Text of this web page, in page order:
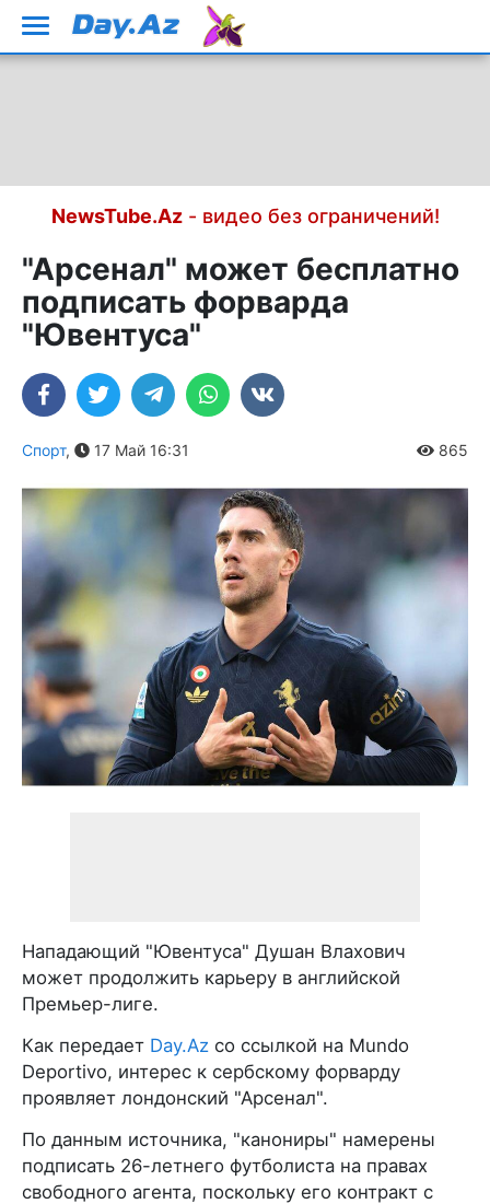
NewsTube.Az- видео без ограничений!
"Арсенал" может бесплатно
подписать форварда
"Ювентуса"
Спорт, 17 Май 16:31 865
Нападающий "Ювентуса" Душан Влахович
может продолжить карьеру в английской
Премьер-лиге.
Как передает Day.Az со ссылкой на Mundo
Deportivo, интерес к сербскому форварду
проявляет лондонский "Арсенал".
По данным источника, "канониры" намерены
подписать 26-летнего футболиста на правах
свободного агента, поскольку его контракт с